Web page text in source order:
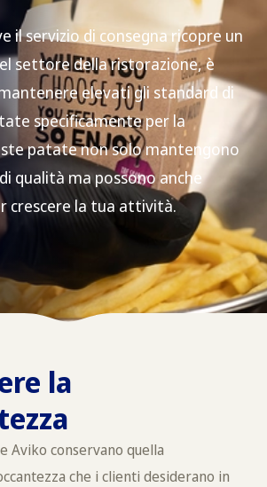
il servizio di consegna ricopre un
settore della ristorazione, è
elevati gli standard di
specificamente per la
patate non solo mantengono
qualità ma possono anche
crescere la tua attività.
la
Aviko conservano quella
che i clienti desiderano in